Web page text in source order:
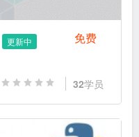
免费
更新中
32学员